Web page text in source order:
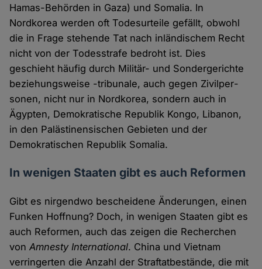
Hamas-Behörden in Gaza) und Somalia. In
Nordkorea werden oft Todesurteile gefällt, obwohl
die in Frage stehende Tat nach inländischem Recht
nicht von der Todesstrafe bedroht ist. Dies
geschieht häufig durch Militär- und Sondergerichte
beziehungsweise -tribunale, auch gegen Zivilper­
sonen, nicht nur in Nordkorea, sondern auch in
Ägypten, Demokratische Repu­blik Kongo, Libanon,
in den Palästinensischen Gebieten und der
Demokratischen Republik Somalia.
In wenigen Staaten gibt es auch Reformen
Gibt es nirgendwo bescheidene Änderungen, einen
Funken Hoffnung? Doch, in wenigen Staaten gibt es
auch Reformen, auch das zeigen die Recherchen
vonAmnesty International. China und Vietnam
verringerten die Anzahl der Straftatbestände, die mit